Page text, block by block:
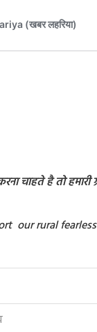
चाहते है तो हमारी
our rural